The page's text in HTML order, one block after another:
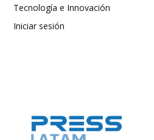
Tecnología e Innovación
Iniciar sesión